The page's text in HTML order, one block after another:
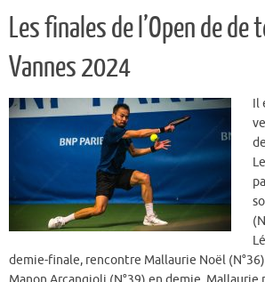
Les finales de l’Open de de
Vannes 2024
Il
demie-finale, rencontre Mallaurie Noël